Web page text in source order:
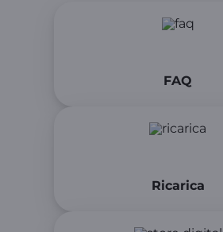
FAQ
Ricarica